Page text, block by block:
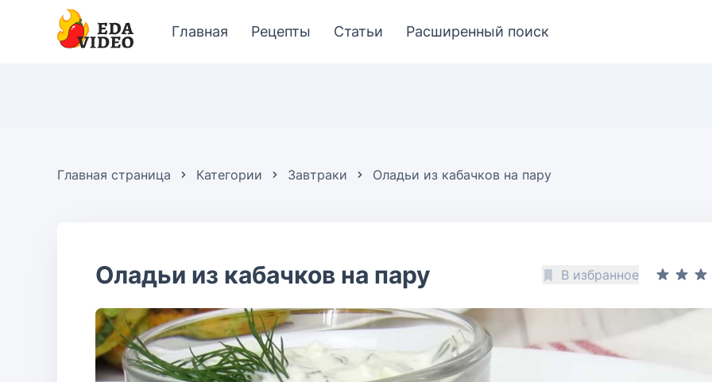
Главная Рецепты Статьи Расширенный поиск
Главная страница Категории Завтраки Оладьи из кабачков на пару
Оладьи из кабачков на пару В избранное